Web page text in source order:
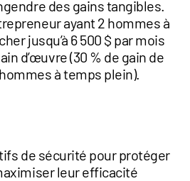
des gains tangibles.
ayant 2 hommes à
jusqu’à 6 500 $ par mois
d’œuvre(30 % de gain de
à temps plein).
de sécurité pour protéger
leur efficacité